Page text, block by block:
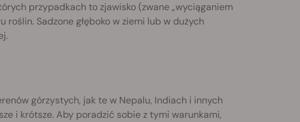
przypadkach to zjawisko (zwane „wyciąganiem
Sadzone głęboko w ziemi lub w dużych
górzystych, jak te w Nepalu, Indiach i innych
i krótsze. Aby poradzić sobie z tymi warunkami,